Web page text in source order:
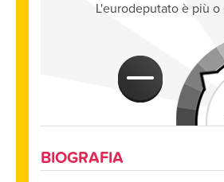
L'eurodeputato è più
CONDIVIDI SU FACEBOOK
BIOGRAFIA